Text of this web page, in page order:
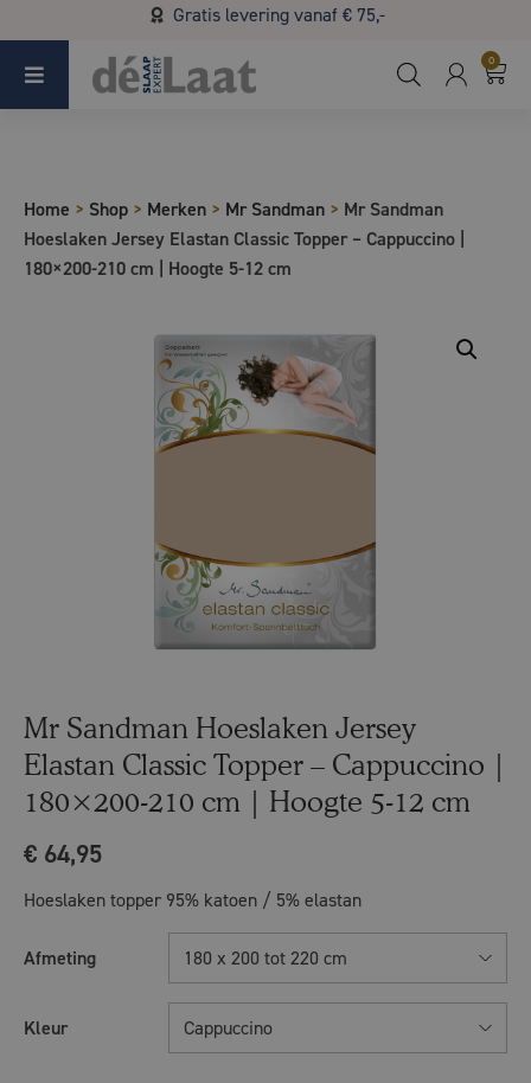
Gratis levering vanaf € 75,-
Koopzondag 29 maart in Bladel van 13.00 - 17.00
0
Home > Shop > Merken > Mr Sandman > Mr Sandman
Hoeslaken Jersey Elastan Classic Topper – Cappuccino |
180×200-210 cm | Hoogte 5-12 cm
Mr Sandman Hoeslaken Jersey
Elastan Classic Topper – Cappuccino |
180×200-210 cm | Hoogte 5-12 cm
€ 64,95
Hoeslaken topper 95% katoen / 5% elastan
Afmeting 180 x 200 tot 220 cm
Kleur Cappuccino